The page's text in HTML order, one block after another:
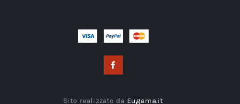
Sito realizzato da Eugama.it